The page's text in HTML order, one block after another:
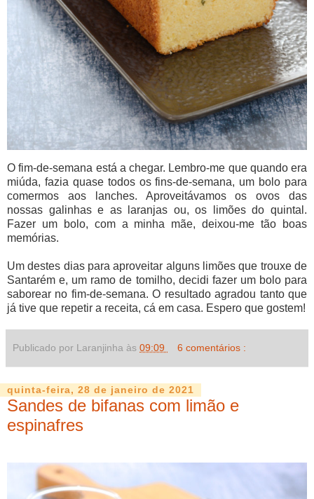
O fim-de-semana está a chegar. Lembro-me que quando era
miúda, fazia quase todos os fins-de-semana, um bolo para
comermos aos lanches. Aproveitávamos os ovos das
nossas galinhas e as laranjas ou, os limões do quintal.
Fazer um bolo, com a minha mãe, deixou-me tão boas
memórias.
Um destes dias para aproveitar alguns limões que trouxe de
Santarém e, um ramo de tomilho, decidi fazer um bolo para
saborear no fim-de-semana. O resultado agradou tanto que
já tive que repetir a receita, cá em casa. Espero que gostem!
Publicado por Laranjinha às 09:09 6 comentários :
quinta-feira, 28 de janeiro de 2021
Sandes de bifanas com limão e
espinafres